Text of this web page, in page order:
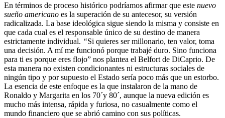
En términos de proceso histórico podríamos afirmar que este nuevo
sueño americano es la superación de su antecesor, su versión
radicalizada. La base ideológica sigue siendo la misma y consiste en
que cada cual es el responsable único de su destino de manera
estrictamente individual. “Si quieres ser millonario, ten valor, toma
una decisión. A mí me funcionó porque trabajé duro. Sino funciona
para ti es porque eres flojo” nos plantea el Belfort de DiCaprio. De
esta manera no existen condicionantes ni estructuras sociales de
ningún tipo y por supuesto el Estado sería poco más que un estorbo.
La esencia de este enfoque es la que instalaron de la mano de
Ronaldo y Margarita en los 70´y 80´, aunque la nueva edición es
mucho más intensa, rápida y furiosa, no casualmente como el
mundo financiero que se abrió camino con sus políticas.